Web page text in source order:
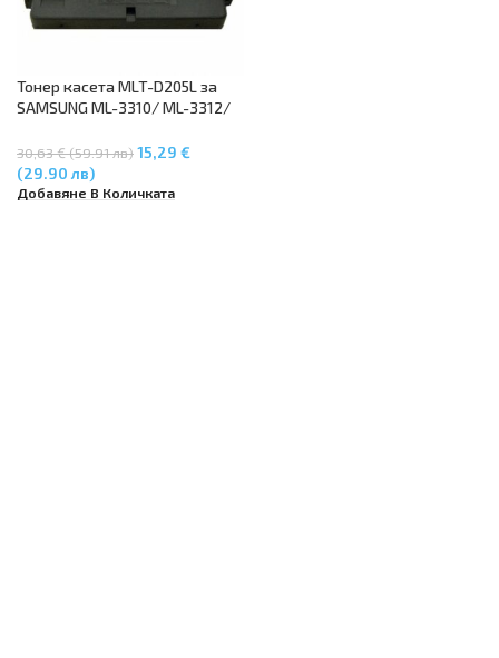
Тонер касета MLT-D205L за
SAMSUNG ML-3310/ ML-3312/
SCX-5637
30,63 € (59.91 лв)15,29 €
(29.90 лв)
Добавяне В Количката